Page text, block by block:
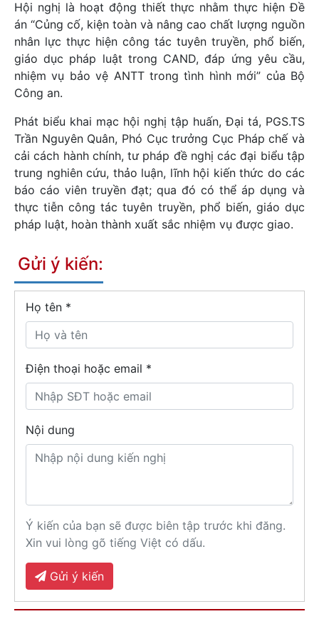
Hội nghị là hoạt động thiết thực nhằm thực hiện Đề
án “Củng cố, kiện toàn và nâng cao chất lượng nguồn
nhân lực thực hiện công tác tuyên truyền, phổ biến,
giáo dục pháp luật trong CAND, đáp ứng yêu cầu,
nhiệm vụ bảo vệ ANTT trong tình hình mới” của Bộ
Công an.
Phát biểu khai mạc hội nghị tập huấn, Đại tá, PGS.TS
Trần Nguyên Quân, Phó Cục trưởng Cục Pháp chế và
cải cách hành chính, tư pháp đề nghị các đại biểu tập
trung nghiên cứu, thảo luận, lĩnh hội kiến thức do các
báo cáo viên truyền đạt; qua đó có thể áp dụng và
thực tiễn công tác tuyên truyền, phổ biến, giáo dục
pháp luật, hoàn thành xuất sắc nhiệm vụ được giao.
Gửi ý kiến:
Họ tên *
Điện thoại hoặc email *
Nội dung
Ý kiến của bạn sẽ được biên tập trước khi đăng.
Xin vui lòng gõ tiếng Việt có dấu.
Gửi ý kiến